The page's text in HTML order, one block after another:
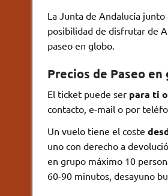
La Junta de Andalucía
posibilidad de disfrutar de
paseo en globo.
Precios de Paseo en
El ticket puede ser para ti
contacto, e-mail o por
Un vuelo tiene el coste
uno con derecho a
en grupo máximo 10
60-90 minutos, desayuno